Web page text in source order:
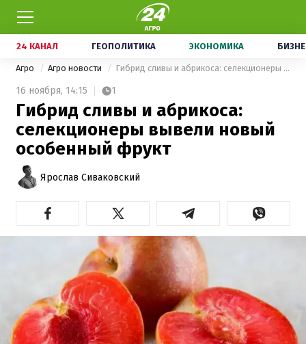
24 КАНАЛ ГЕОПОЛИТИКА ЭКОНОМИКА
Агро Агро новости Гибрид сливы и абрикоса: селекционеры вывели новый особенный фрукт
16 ноября, 14:15 1
Гибрид сливы и абрикоса:
селекционеры вывели новый
особенный фрукт
Ярослав Сиваковский